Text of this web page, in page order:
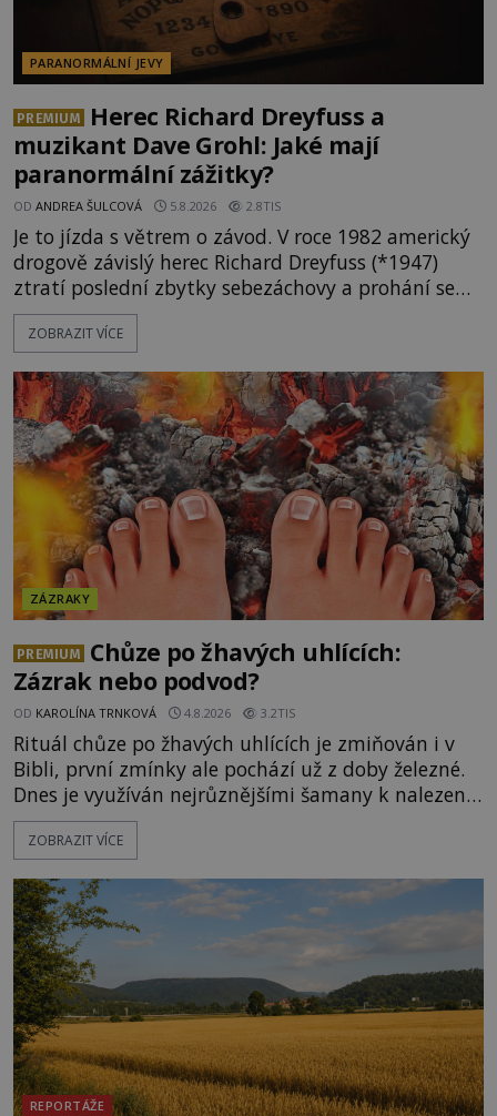
PARANORMÁLNÍ JEVY
PREMIUM
Herec Richard Dreyfuss a
muzikant Dave Grohl: Jaké mají
paranormální zážitky?
OD ANDREA ŠULCOVÁ 5.8.2026 2.8TIS
Je to jízda s větrem o závod. V roce 1982 americký
drogově závislý herec Richard Dreyfuss (*1947)
ztratí poslední zbytky sebezáchovy a prohání se
po silnicích ve svém mercedesu jako utržený ze
řetězu. Vše vyvrcholí katastrofou, když to Dreyfuss
následně nalezne schovaný kokain. Tímto
momentem se slavnému
ZOBRAZIT VÍCE
ZÁZRAKY
PREMIUM
Chůze po žhavých uhlících:
Zázrak nebo podvod?
OD KAROLÍNA TRNKOVÁ 4.8.2026 3.2TIS
Rituál chůze po žhavých uhlících je zmiňován i v
Bibli, první zmínky ale pochází už z doby železné.
Dnes je využíván nejrůznějšími šamany k nalezení
spirituální síly či vnitřního klidu. Jak funguje a proč
si při něm člověk nepopálí nohy, což bylo
nadpřirozeného? Histori
ZOBRAZIT VÍCE
REPORTÁŽE